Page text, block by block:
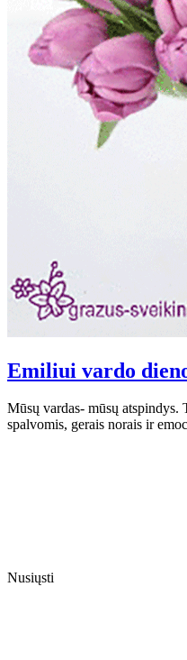
Emiliui vardo
Mūsų vardas- mūsų
spalvomis, gerais norais ir
Nusiųsti